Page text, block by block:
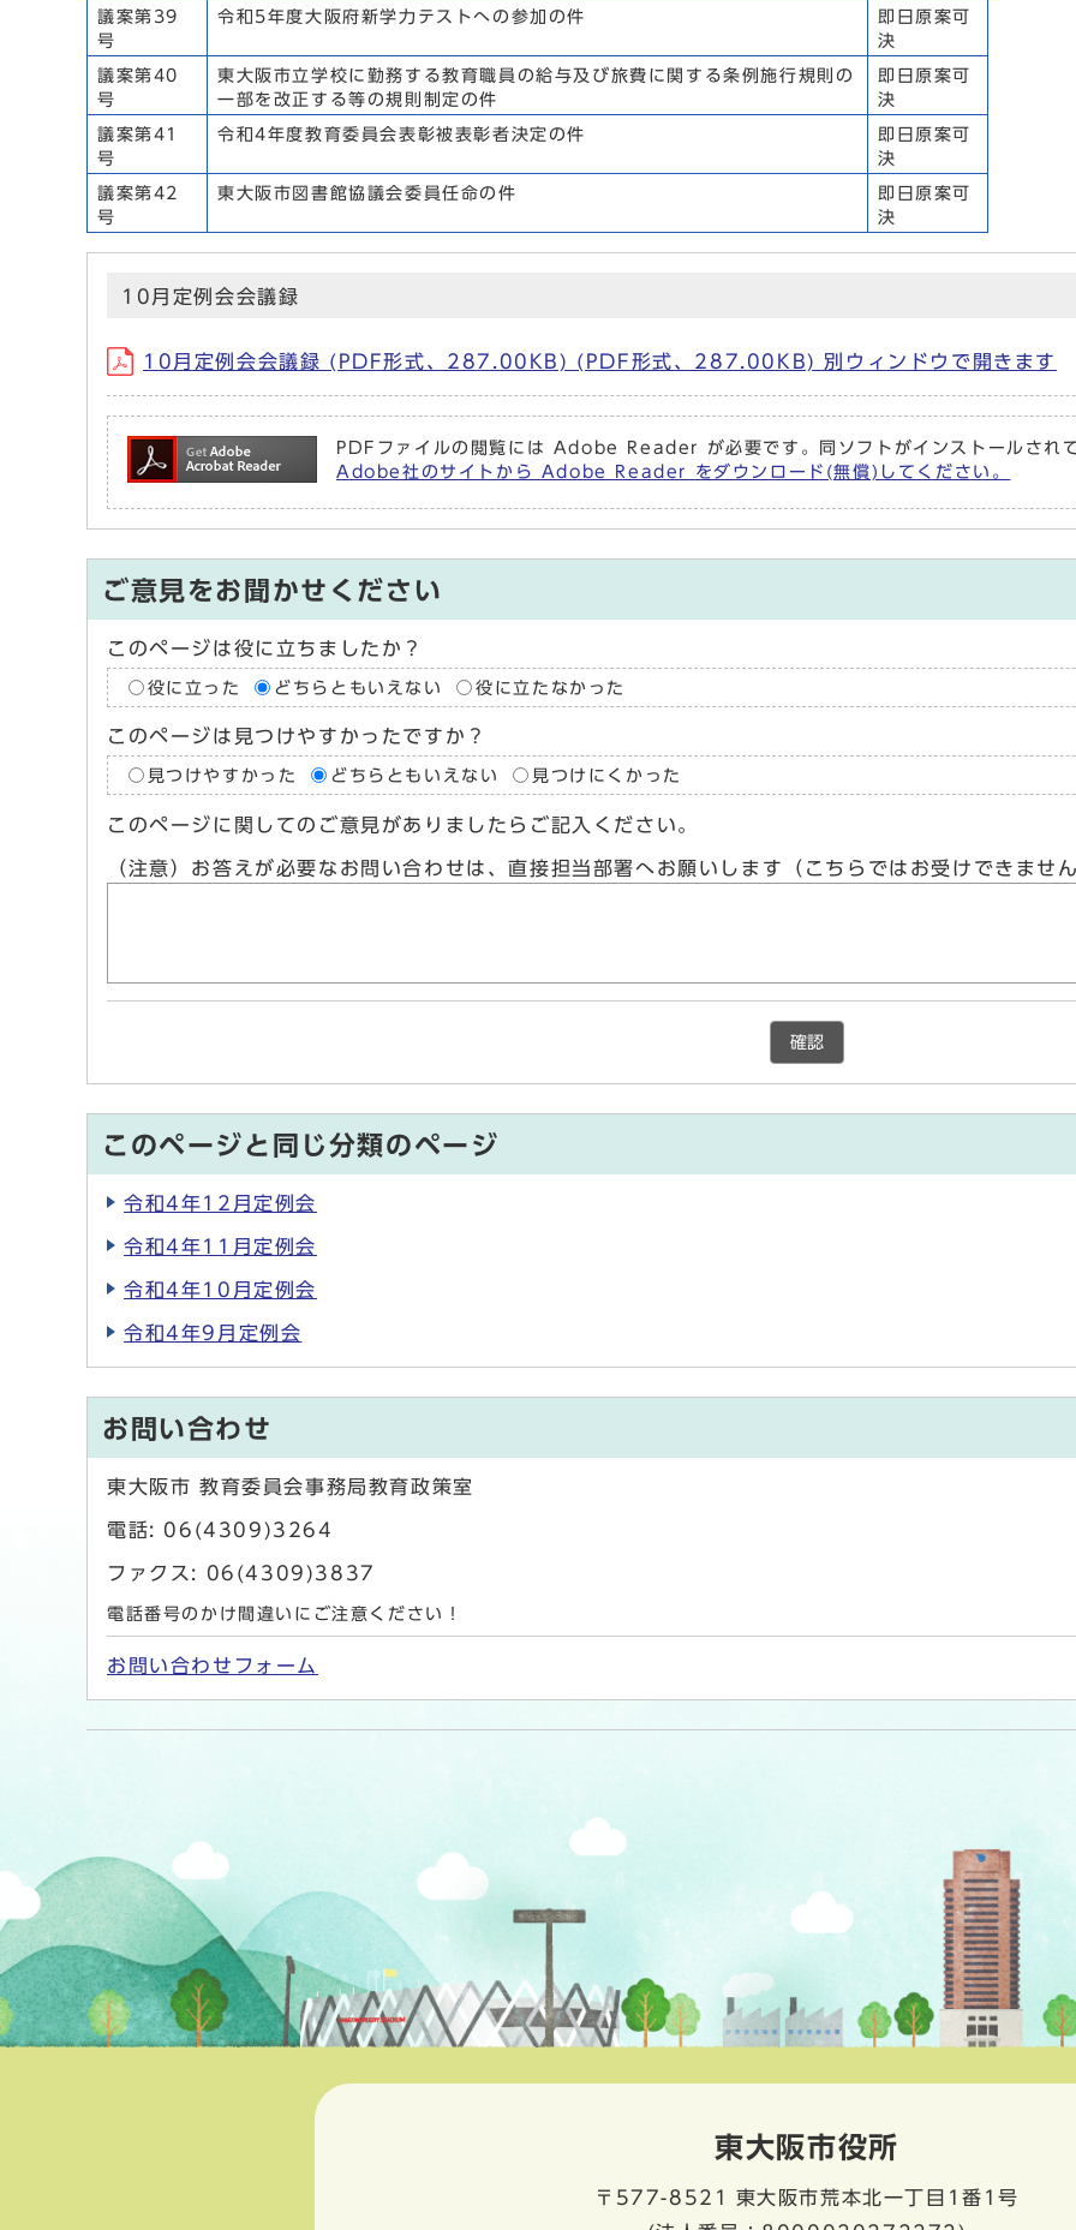
議案第39
号
令和5年度大阪府新学力テストへの参加の件
即日原案可
決
議案第40
号
東大阪市立学校に勤務する教育職員の給与及び旅費に関する条例施行規則の
一部を改正する等の規則制定の件
即日原案可
決
議案第41
号
令和4年度教育委員会表彰被表彰者決定の件
即日原案可
決
議案第42
号
東大阪市図書館協議会委員任命の件
即日原案可
決
10月定例会会議録
10月定例会会議録 (PDF形式、287.00KB) (PDF形式、287.00KB) 別ウィンドウで開きます
PDFファイルの閲覧には Adobe Reader が必要です。同ソフトがインストールされ
Adobe社のサイトから Adobe Reader をダウンロード(無償)してください。
ご意見をお聞かせください
このページは役に立ちましたか？
役に立った どちらともいえない 役に立たなかった
このページは見つけやすかったですか？
見つけやすかった どちらともいえない 見つけにくかった
このページに関してのご意見がありましたらご記入ください。
（注意）お答えが必要なお問い合わせは、直接担当部署へお願いします（こちらではお受けできませ
確認
このページと同じ分類のページ
令和4年12月定例会
令和4年11月定例会
令和4年10月定例会
令和4年9月定例会
お問い合わせ
東大阪市 教育委員会事務局教育政策室
電話: 06(4309)3264
ファクス: 06(4309)3837
電話番号のかけ間違いにご注意ください！
お問い合わせフォーム
東大阪市役所
〒577-8521
東大阪市荒本北一丁目1番1号